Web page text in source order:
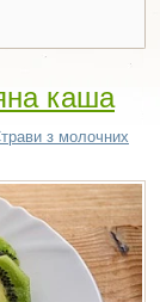
каша
з молочних